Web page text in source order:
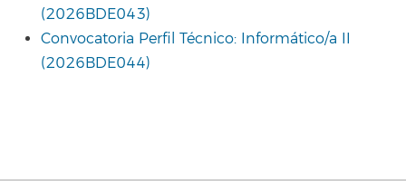
(2026BDE043)
Convocatoria Perfil Técnico: Informático/a II
(2026BDE044)